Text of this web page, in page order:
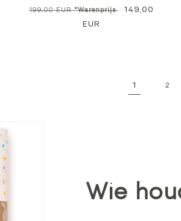
Normale
199,00 EUR*Warenprijs Verkoopprijs
149,00
EUR
1 2
Wie